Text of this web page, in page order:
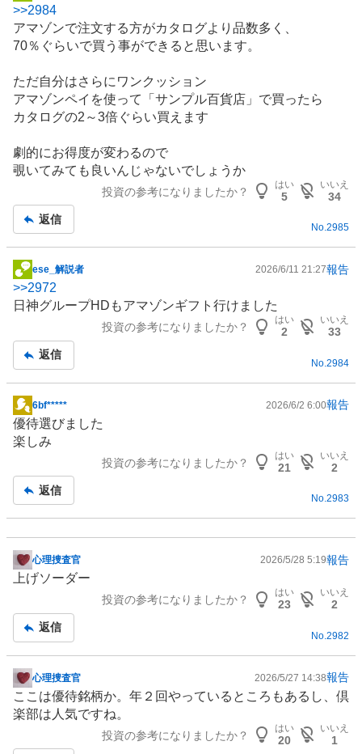
示
板
記
>>2984
アマゾンで注文する方がカタログより品数多く、
70％ぐらいで買う事ができると思います。
ただ自分はさらにワンクッション
アマゾンペイを使って「サンプル百貨店」で買ったら
カタログの2～3倍ぐらい買えます
劇的にお得度が変わるので
覗いてみても良いんじゃないでしょうか
投資の参考になりましたか？
はい
5
いいえ
34
返信
No.2985
掲
示
板
ese_解説者 2026/6/11 21:27報告
>>2972
日神グループHDもアマゾンギフト行けました
投資の参考になりましたか？
はい
2
いいえ
33
返信
No. 2984
掲
示
板
6bf***** 2026/6/2 6:00報告
優待選びました
楽しみ
投資の参考になりましたか？
はい
21
いいえ
2
返信
No.2983
掲
示
事
心理捜査官 2026/5/28 5:19報告
上げソーダー
投資の参考になりましたか？
はい
23
いいえ
2
返信
No. 2982
掲
示
板
心理捜査官 2026/5/27 14:38報告
ここは優待銘柄か。年２回やっているところもあるし、倶
楽部は人気ですね。
投資の参考になりましたか？
はい
20
いいえ
1